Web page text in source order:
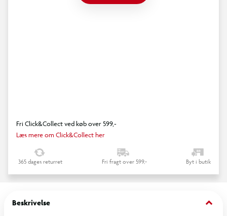
Fri Click&Collect ved køb over 599,-
Læs mere om Click&Collect her
365 dages returret Fri fragt over 599,- Byt i butik
Beskrivelse keyboard_arrow_down